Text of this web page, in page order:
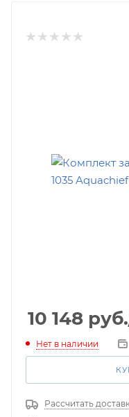
10 148 руб.
Нет в наличии
Рассчитать